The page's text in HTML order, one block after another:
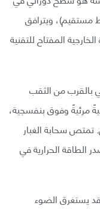
مستقيم)، ويترافق
المفتاح للتقنية
بالقرب من الثقب
مرئيةً وفوق بنفسجية،
سحابة الغبار
الحرارية في
يستغرق الضوء